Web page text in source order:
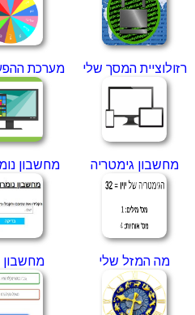
רזולוציית המסך שלי מערכת
מחשבון גימטריה מחשבון
מה המזל שלי מחשבון BMI